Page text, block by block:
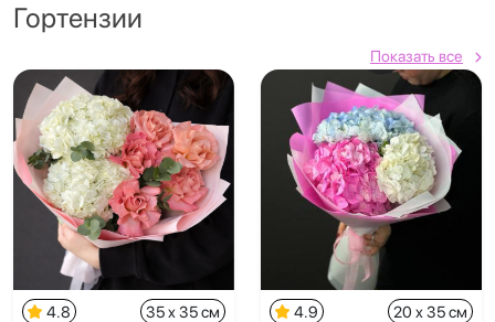
Гортензии
Показать все
4.8 35 x 35 см 4.9 20 x 35 см